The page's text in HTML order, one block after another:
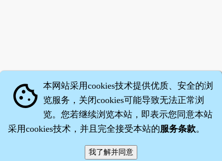
·沈药子©2008～2026
cookie 本网站采用cookies技术提供优质、安全的浏
览服务，关闭cookies可能导致无法正常浏
览。您若继续浏览本站，即表示您同意本站
采用cookies技术，并且完全接受本站的服务条款。